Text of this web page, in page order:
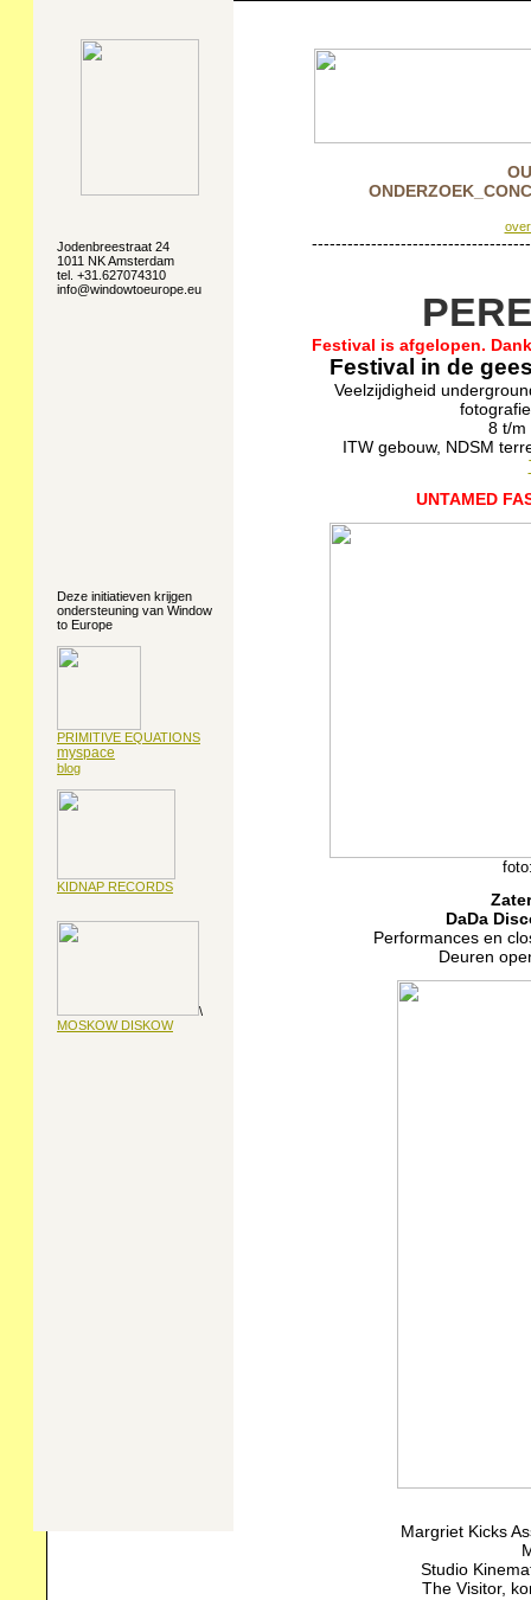
Festival is afgelopen.
Festival in de
Veelzijdigheid
8 t/m
ITW gebouw, NDSM
UNTAMED
DaDa
Performances en
Deuren
Margriet Kicks
Studio
The Visitor,
Jodenbreestraat 24
1011 NK Amsterdam
tel. +31.627074310
info@windowtoeurope.eu
Deze initiatieven krijgen
ondersteuning van Window
to Europe
PRIMITIVE EQUATIONS
myspace
blog
KIDNAP RECORDS
\
MOSKOW DISKOW